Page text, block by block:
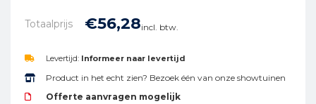
Totaalprijs €56,28incl. btw.
Levertijd: Informeer naar levertijd
Product in het echt zien? Bezoek één van onze showtuinen
Offerte aanvragen mogelijk